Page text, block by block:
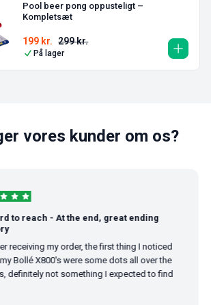
Pool beer pong oppusteligt –
Kompletsæt
299kr.
199 kr.
På lager
vores kunder om os?
to reach - At the end, great ending
receiving my order, the first thing I noticed
Bollé X800's were some dots all over the
definitely not something I expected to find